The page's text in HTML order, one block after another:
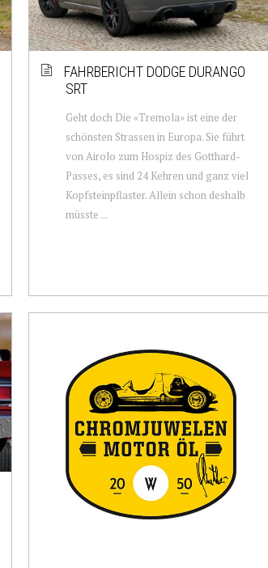
FAHRBERICHT DODGE DURANGO
SRT
Geht doch Die «Tremola» ist eine der
schönsten Strassen in Europa. Sie führt
von Airolo zum Hospiz des Gotthard-
Passes, es sind 24 Kehren und ganz viel
Kopfsteinpflaster. Allein schon deshalb
müsste ...